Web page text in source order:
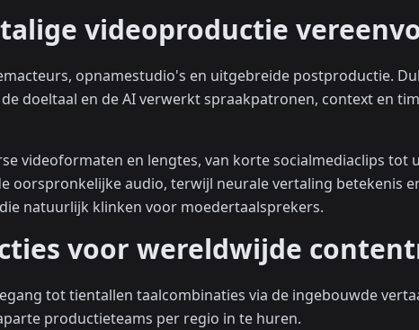
videoproductie
opnamestudio's en uitgebreide postproductie.
doeltaal en de AI verwerkt spraakpatronen, context en
videoformaten en lengtes, van korte socialmediaclips tot
oorspronkelijke audio, terwijl neurale vertaling betekenis
natuurlijk klinken voor moedertaalsprekers.
voor wereldwijde
tot tientallen taalcombinaties via de ingebouwde
productieteams per regio in te huren.